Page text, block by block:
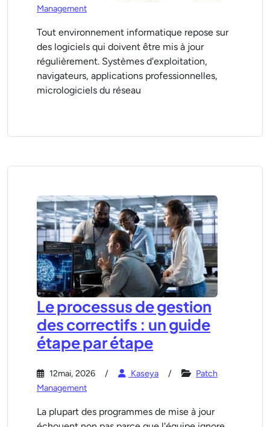
Management
Tout environnement informatique repose sur
des logiciels qui doivent être mis à jour
régulièrement. Systèmes d'exploitation,
navigateurs, applications professionnelles,
micrologiciels du réseau
Le processus de gestion
des correctifs : un guide
étape par étape
12mai, 2026 Kaseya
Patch
Management
La plupart des programmes de mise à jour